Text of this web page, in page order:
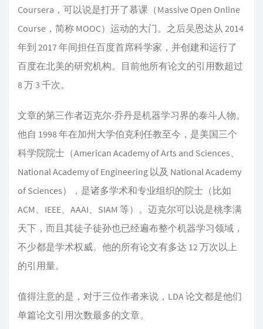
Coursera，可以说是打开了慕课（Massive Open Online
Course，简称 MOOC）运动的大门。之后吴恩达从 2014
年到 2017 年间担任百度首席科学家，并创建和运行了
百度在北美的研究机构。目前他所有论文的引用数超过
8 万 3 千次。
文章的第三作者迈克尔·乔丹是机器学习界的泰斗人物。
他自 1998 年在加州大学伯克利任教至今，是美国三个
科学院院士（American Academy of Arts and Sciences、
National Academy of Engineering 以及 National Academy
of Sciences），是诸多学术和专业组织的院士（比如
ACM、IEEE、AAAI、SIAM 等）。迈克尔可以说是桃李满
天下，而且其徒子徒孙也已经遍布整个机器学习领域，
不少都是学术权威。他的所有论文有多达 12 万次以上
的引用量。
值得注意的是，对于三位作者来说，LDA 论文都是他们
单篇论文引用次数最多的文章。